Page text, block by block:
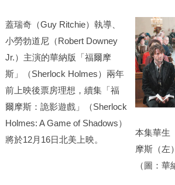
本集華生
摩斯（左
（圖：華
蓋瑞奇（Guy Ritchie）執導、
小勞勃道尼（Robert Downey
Jr.）主演的華納版「福爾摩
斯」（Sherlock Holmes）兩年
前上映後票房理想，續集「福
爾摩斯：詭影遊戲」（Sherlock
Holmes: A Game of Shadows）
將於12月16日北美上映。